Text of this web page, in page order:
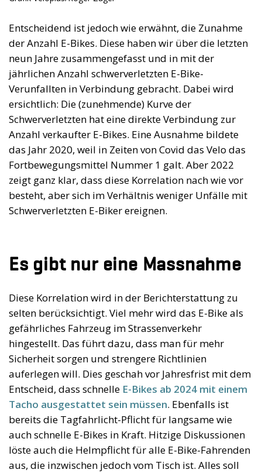
Entscheidend ist jedoch wie erwähnt, die Zunahme
der Anzahl E-Bikes. Diese haben wir über die letzten
neun Jahre zusammengefasst und in mit der
jährlichen Anzahl schwerverletzten E-Bike-
Verunfallten in Verbindung gebracht. Dabei wird
ersichtlich: Die (zunehmende) Kurve der
Schwerverletzten hat eine direkte Verbindung zur
Anzahl verkaufter E-Bikes. Eine Ausnahme bildete
das Jahr 2020, weil in Zeiten von Covid das Velo das
Fortbewegungsmittel Nummer 1 galt. Aber 2022
zeigt ganz klar, dass diese Korrelation nach wie vor
besteht, aber sich im Verhältnis weniger Unfälle mit
Schwerverletzten E-Biker ereignen.
Es gibt nur eine Massnahme
Diese Korrelation wird in der Berichterstattung zu
selten berücksichtigt. Viel mehr wird das E-Bike als
gefährliches Fahrzeug im Strassenverkehr
hingestellt. Das führt dazu, dass man für mehr
Sicherheit sorgen und strengere Richtlinien
auferlegen will. Dies geschah vor Jahresfrist mit dem
Entscheid, dass schnelle E-Bikes ab 2024 mit einem
Tacho ausgestattet sein müssen. Ebenfalls ist
bereits die Tagfahrlicht-Pflicht für langsame wie
auch schnelle E-Bikes in Kraft. Hitzige Diskussionen
löste auch die Helmpflicht für alle E-Bike-Fahrenden
aus, die inzwischen jedoch vom Tisch ist. Alles soll